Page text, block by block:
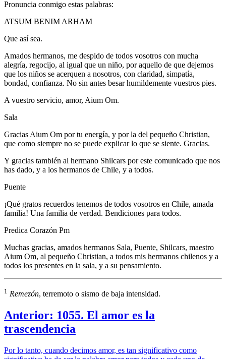
Pronuncia conmigo estas palabras:
ATSUM BENIM ARHAM
Que así sea.
Amados hermanos, me despido de todos vosotros con mucha
alegría, regocijo, al igual que un niño, por aquello de que dejemos
que los niños se acerquen a nosotros, con claridad, simpatía,
bondad, confianza. No sin antes besar humildemente vuestros pies.
A vuestro servicio, amor, Aium Om.
Sala
Gracias Aium Om por tu energía, y por la del pequeño Christian,
que como siempre no se puede explicar lo que se siente. Gracias.
Y gracias también al hermano Shilcars por este comunicado que nos
has dado, y a los hermanos de Chile, y a todos.
Puente
¡Qué gratos recuerdos tenemos de todos vosotros en Chile, amada
familia! Una familia de verdad. Bendiciones para todos.
Predica Corazón Pm
Muchas gracias, amados hermanos Sala, Puente, Shilcars, maestro
Aium Om, al pequeño Christian, a todos mis hermanos chilenos y a
todos los presentes en la sala, y a su pensamiento.
1 Remezón, terremoto o sismo de baja intensidad.
Anterior: 1055. El amor es la
trascendencia
Por lo tanto, cuando decimos amor, es tan significativo como